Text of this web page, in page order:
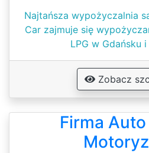
Najtańsza wypożyczalnia
Car zajmuje się
LPG w Gdańsku
Zobacz
Firma